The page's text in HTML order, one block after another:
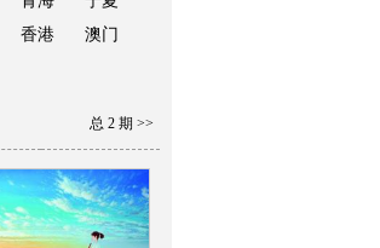
香港 澳门
总 2 期 >>